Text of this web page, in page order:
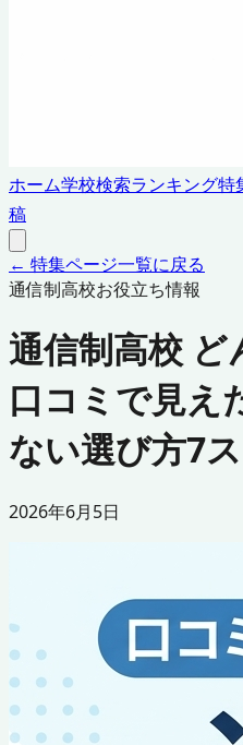
ホーム学校検索ランキング特
稿
← 特集ページ一覧に戻る
通信制高校お役立ち情報
通信制高校 ど
口コミで見え
ない選び方7
2026年6月5日